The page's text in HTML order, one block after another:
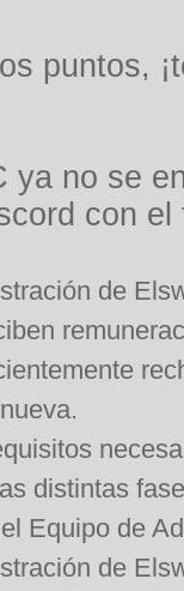
puntos,
ya no se
con
de
distintas
Equipo de
de